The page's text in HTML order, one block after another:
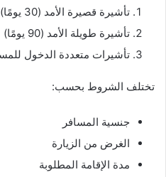
تأشيرة قصيرة الأمد (30 يومًا)
تأشيرة طويلة الأمد (90 يومًا)
تأشيرات متعددة الدخول
تختلف الشروط بحسب:
جنسية المسافر
الغرض من الزيارة
مدة الإقامة المطلوبة